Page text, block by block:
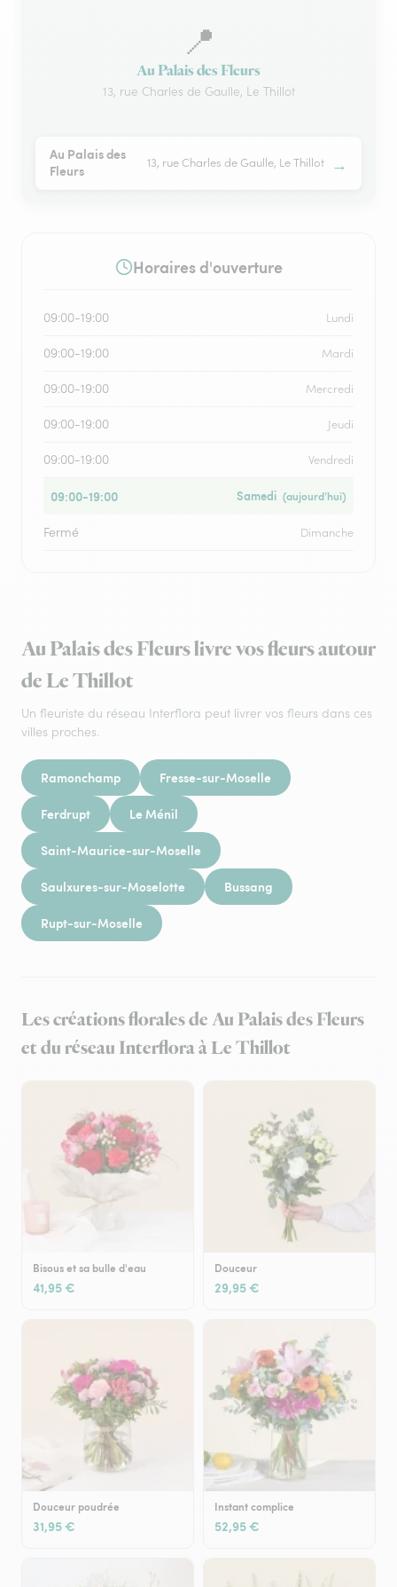
📍
Au Palais des Fleurs
13, rue Charles de Gaulle, Le Thillot
Au Palais des
Fleurs
13, rue Charles de Gaulle, Le Thillot →
Horaires d'ouverture
09:00-19:00 Lundi
09:00-19:00 Mardi
09:00-19:00 Mercredi
09:00-19:00 Jeudi
09:00-19:00 Vendredi
09:00-19:00 Samedi (aujourd’hui)
Fermé Dimanche
Au Palais des Fleurs livre vos fleurs autour
de Le Thillot
Un fleuriste du réseau Interflora peut livrer vos fleurs dans ces
villes proches.
Ramonchamp Fresse-sur-Moselle
Ferdrupt Le Ménil
Saint-Maurice-sur-Moselle
Saulxures-sur-Moselotte Bussang
Rupt-sur-Moselle
Les créations florales de Au Palais des Fleurs
et du réseau Interflora à Le Thillot
Bisous et sa bulle d'eau
41,95 €
Douceur
29,95 €
Douceur poudrée
31,95 €
Instant complice
52,95 €